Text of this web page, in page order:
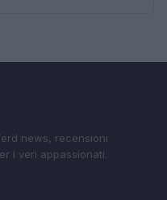
news, recensioni
i veri appassionati.